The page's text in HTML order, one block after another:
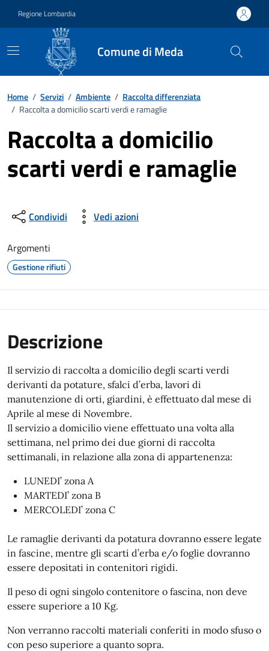
Regione Lombardia
Comune di Meda
Home / Servizi / Ambiente / Raccolta differenziata
/ Raccolta a domicilio scarti verdi e ramaglie
Raccolta a domicilio
scarti verdi e ramaglie
Condividi Vedi azioni
Argomenti
Gestione rifiuti
Descrizione
Il servizio di raccolta a domicilio degli scarti verdi
derivanti da potature, sfalci d’erba, lavori di
manutenzione di orti, giardini, è effettuato dal mese di
Aprile al mese di Novembre.
Il servizio a domicilio viene effettuato una volta alla
settimana, nel primo dei due giorni di raccolta
settimanali, in relazione alla zona di appartenenza:
LUNEDI’ zona A
MARTEDI’ zona B
MERCOLEDI’ zona C
Le ramaglie derivanti da potatura dovranno essere legate
in fascine, mentre gli scarti d’erba e/o foglie dovranno
essere depositati in contenitori rigidi.
Il peso di ogni singolo contenitore o fascina, non deve
essere superiore a 10 Kg.
Non verranno raccolti materiali conferiti in modo sfuso o
con peso superiore a quanto sopra.